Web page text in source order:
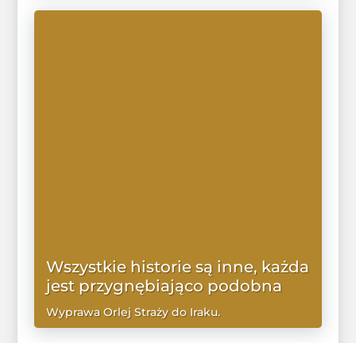
WIĘCEJ
Wszystkie historie są inne, każda
jest przygnębiająco podobna
Wyprawa Orlej Straży do Iraku.